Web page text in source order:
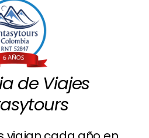
de Viajes